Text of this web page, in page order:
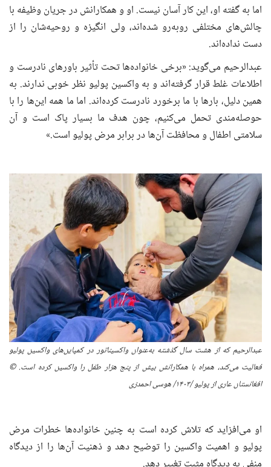
اما به گفته او، این کار آسان نیست. او و همکارانش در جریان وظیفه با
چالش‌های مختلفی روبه‌رو شده‌اند، ولی انگیزه و روحیه‌شان را از
دست نداده‌اند.
عبدالرحیم می‌گوید: «برخی خانواده‌ها تحت تأثیر باورهای نادرست و
اطلاعات غلط قرار گرفته‌اند و به واکسین پولیو نظر خوبی ندارند. به
همین دلیل، بارها با ما برخورد نادرست کرده‌اند. اما ما همه این‌ها را با
حوصله‌مندی تحمل می‌کنیم، چون هدف ما بسیار پاک است و آن
سلامتی اطفال و محافظت آن‌ها در برابر مرض پولیو است.»
عبدالرحیم که از هشت سال گذشته به‌عنوان واکسیناتور در کمپاین‌های واکسین پولیو
فعالیت می‌کند، همراه با همکارانش بیش از پنج هزار طفل را واکسین کرده است. ©
افغانستان عاری از پولیو /۱۴۰۳/ هوسی احمدزی
او می‌افزاید که تلاش کرده است به چنین خانواده‌ها خطرات مرض
پولیو و اهمیت واکسین را توضیح دهد و ذهنیت آن‌ها را از دیدگاه